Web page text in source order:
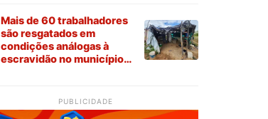
Mais de 60 trabalhadores
são resgatados em
condições análogas à
escravidão no município
PUBLICIDADE